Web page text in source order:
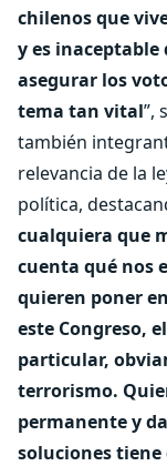
chilenos que
y es
asegurar los
tema tan vital”,
también
relevancia de la
política,
cualquiera que
cuenta qué nos
quieren poner
este Congreso,
particular,
terrorismo.
permanente y
soluciones